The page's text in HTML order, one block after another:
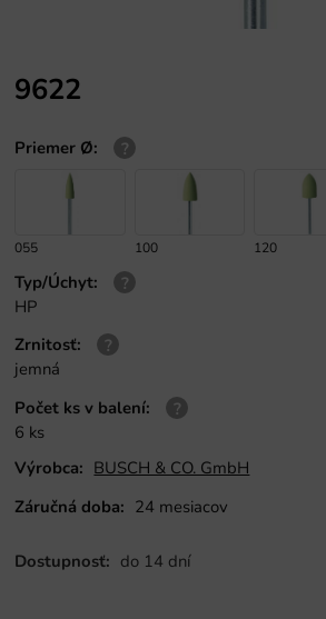
9622
Priemer Ø:
055 100 120
Typ/Úchyt:
HP
Zrnitosť:
jemná
Počet ks v balení:
6 ks
Výrobca: BUSCH & CO. GmbH
Záručná doba: 24 mesiacov
Dostupnosť: do 14 dní